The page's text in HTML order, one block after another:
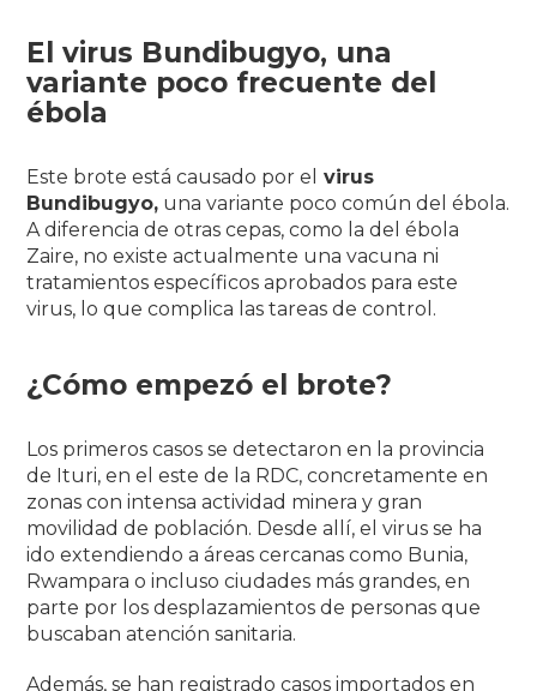
El virus Bundibugyo, una
variante poco frecuente del
ébola
Este brote está causado por el virus
Bundibugyo, una variante poco común del ébola.
A diferencia de otras cepas, como la del ébola
Zaire, no existe actualmente una vacuna ni
tratamientos específicos aprobados para este
virus, lo que complica las tareas de control.
¿Cómo empezó el brote?
Los primeros casos se detectaron en la provincia
de Ituri, en el este de la RDC, concretamente en
zonas con intensa actividad minera y gran
movilidad de población. Desde allí, el virus se ha
ido extendiendo a áreas cercanas como Bunia,
Rwampara o incluso ciudades más grandes, en
parte por los desplazamientos de personas que
buscaban atención sanitaria.
Además, se han registrado casos importados en